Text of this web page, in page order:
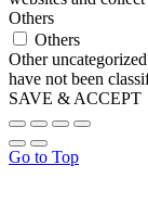
Others
Others
Other
have not been
SAVE & ACCEPT
Go to Top